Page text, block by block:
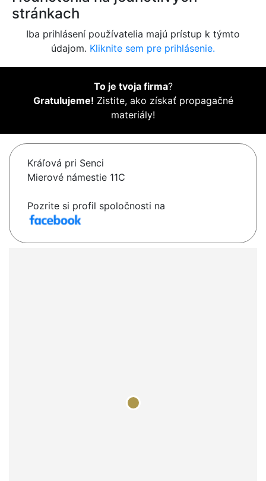
stránkach
Iba prihlásení používatelia majú prístup k týmto
údajom. Kliknite sem pre prihlásenie.
To je tvoja firma?
Gratulujeme! Zistite, ako získať propagačné
materiály!
Kráľová pri Senci
Mierové námestie 11C
Pozrite si profil spoločnosti na